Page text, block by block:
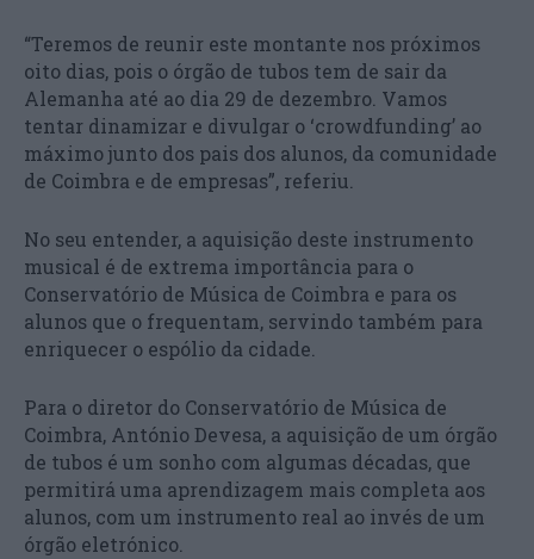
“Teremos de reunir este montante nos próximos
oito dias, pois o órgão de tubos tem de sair da
Alemanha até ao dia 29 de dezembro. Vamos
tentar dinamizar e divulgar o ‘crowdfunding’ ao
máximo junto dos pais dos alunos, da comunidade
de Coimbra e de empresas”, referiu.
No seu entender, a aquisição deste instrumento
musical é de extrema importância para o
Conservatório de Música de Coimbra e para os
alunos que o frequentam, servindo também para
enriquecer o espólio da cidade.
Para o diretor do Conservatório de Música de
Coimbra, António Devesa, a aquisição de um órgão
de tubos é um sonho com algumas décadas, que
permitirá uma aprendizagem mais completa aos
alunos, com um instrumento real ao invés de um
órgão eletrónico.